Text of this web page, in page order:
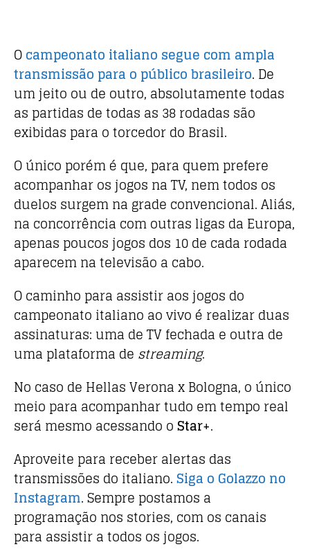
Ocampeonato italiano segue com ampla
transmissão para o público brasileiro. De
um jeito ou de outro, absolutamente todas
as partidas de todas as 38 rodadas são
exibidas para o torcedor do Brasil.
O único porém é que, para quem prefere
acompanhar os jogos na TV, nem todos os
duelos surgem na grade convencional. Aliás,
na concorrência com outras ligas da Europa,
apenas poucos jogos dos 10 de cada rodada
aparecem na televisão a cabo.
O caminho para assistir aos jogos do
campeonato italiano ao vivo é realizar duas
assinaturas: uma de TV fechada e outra de
uma plataforma de streaming.
No caso de Hellas Verona x Bologna, o único
meio para acompanhar tudo em tempo real
será mesmo acessando oStar+.
Aproveite para receber alertas das
transmissões do italiano.Siga o Golazzo no
Instagram. Sempre postamos a
programação nos stories, com os canais
para assistir a todos os jogos.